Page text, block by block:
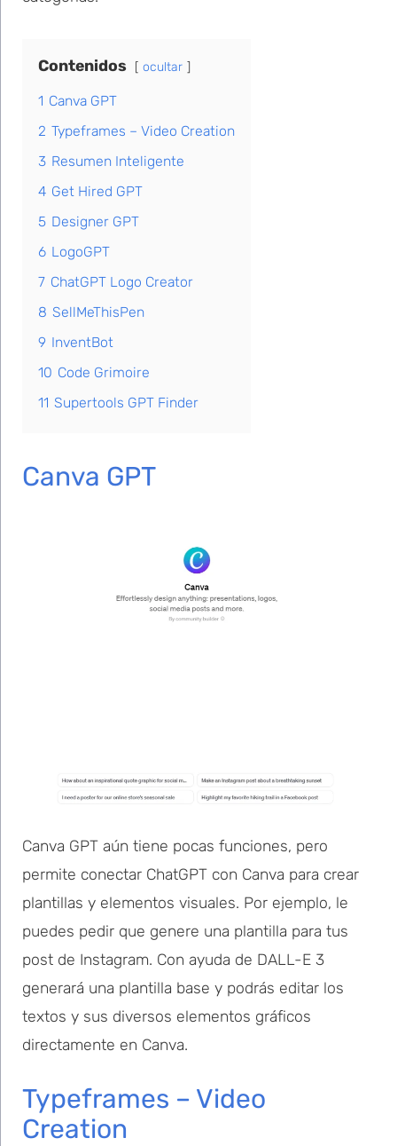
Contenidos ocultar
1 Canva GPT
2 Typeframes – Video Creation
3 Resumen Inteligente
4 Get Hired GPT
5 Designer GPT
6 LogoGPT
7 ChatGPT Logo Creator
8 SellMeThisPen
9 InventBot
10 Code Grimoire
11 Supertools GPT Finder
Canva GPT
Canva GPT aún tiene pocas funciones, pero
permite conectar ChatGPT con Canva para crear
plantillas y elementos visuales. Por ejemplo, le
puedes pedir que genere una plantilla para tus
post de Instagram. Con ayuda de DALL-E 3
generará una plantilla base y podrás editar los
textos y sus diversos elementos gráficos
directamente en Canva.
Typeframes – Video
Creation